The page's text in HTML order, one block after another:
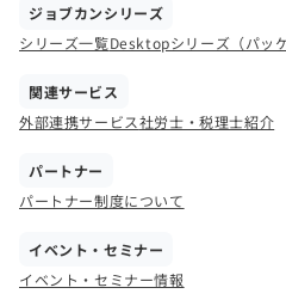
ジョブカンシリーズ
シリーズ一覧Desktopシリーズ（パッケ
関連サービス
外部連携サービス社労士・税理士紹介
パートナー
パートナー制度について
イベント・セミナー
イベント・セミナー情報